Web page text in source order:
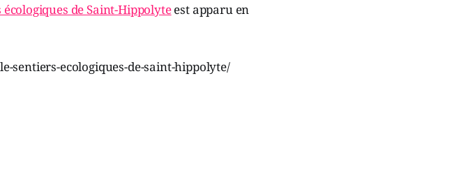
de Saint-Hippolyteest apparu en
sentiers-ecologiques-de-saint-hippolyte/